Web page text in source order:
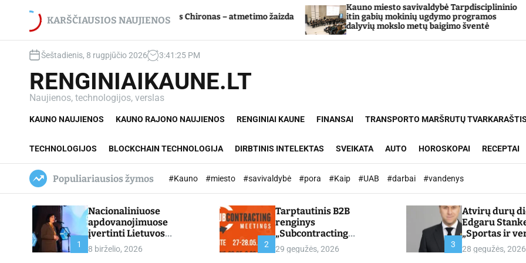
KARŠČIAUSIOS NAUJIENOS
Jupiterio aikštės Chironas – atmetimo žaizda
Kauno miesto savivaldybė Tarpdisciplininio
itin gabių mokinių ugdymo programos
dalyvių mokslo metų baigimo šventė
Sojų
gamina
Šeštadienis, 8 rugpjūčio 2026 3:41 :26 PM
RENGINIAIKAUNE.LT
Naujienos, technologijos, verslas
KAUNO NAUJIENOS KAUNO RAJONO NAUJIENOS RENGINIAI KAUNE FINANSAI TRANSPORTO MARŠRUTŲ
TECHNOLOGIJOS BLOCKCHAIN TECHNOLOGIJA DIRBTINIS INTELEKTAS SVEIKATA AUTO HOROSKOPAI RECEPTAI
Populiariausios žymos #Kauno #miesto #savivaldybė #pora #Kaip #UAB #darbai #vandenys
1
Nacionaliniuose
apdovanojimuose
įvertinti Lietuvos
profesinio mokymo
lyderiai
8 birželio, 2026 2
Tarptautinis B2B
renginys
„Subcontracting
Meetings 2026“ –
chamber.lt
29 gegužės, 2026 3
Atvirų durų
Edgaru
„Sportas ir
partnerystės,
kuria vertę“ –
28 gegužės, 2026